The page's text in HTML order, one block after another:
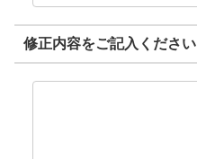
修正内容をご記入ください